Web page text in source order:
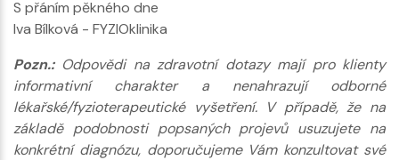
S přáním pěkného dne
Iva Bílková - FYZIOklinika
Pozn.:Odpovědi na zdravotní dotazy mají pro klienty
informativní charakter a nenahrazují odborné
lékařské/fyzioterapeutické vyšetření. V případě, že na
základě podobnosti popsaných projevů usuzujete na
konkrétní diagnózu, doporučujeme Vám konzultovat své